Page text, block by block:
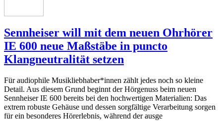
Sennheiser will mit dem neuen Ohrhörer
IE 600 neue Maßstäbe in puncto
Klangneutralität setzen
Für audiophile Musikliebhaber*innen zählt jedes noch so kleine
Detail. Aus diesem Grund beginnt der Hörgenuss beim neuen
Sennheiser IE 600 bereits bei den hochwertigen Materialien: Das
extrem robuste Gehäuse und dessen sorgfältige Verarbeitung sorgen
für ein besonderes Hörerlebnis, während der ausge